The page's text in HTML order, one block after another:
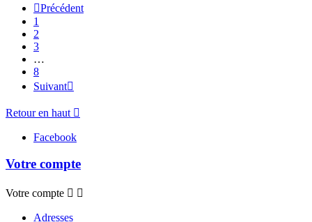
Précédent
1
2
3
…
8
Suivant
Retour en haut 
Facebook
Votre compte
Votre compte  
Adresses